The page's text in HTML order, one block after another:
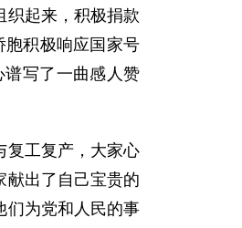
织起来，积极捐款
胞积极响应国家号
写了一曲感人赞
复工复产，大家心
献出了自己宝贵的
们为党和人民的事